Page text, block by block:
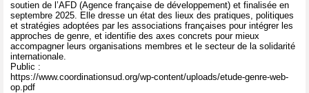
soutien de l’AFD (Agence française de développement) et finalisée en
septembre 2025. Elle dresse un état des lieux des pratiques, politiques
et stratégies adoptées par les associations françaises pour intégrer les
approches de genre, et identifie des axes concrets pour mieux
accompagner leurs organisations membres et le secteur de la solidarité
internationale.
Public :
https://www.coordinationsud.org/wp-content/uploads/etude-genre-web-
op.pdf